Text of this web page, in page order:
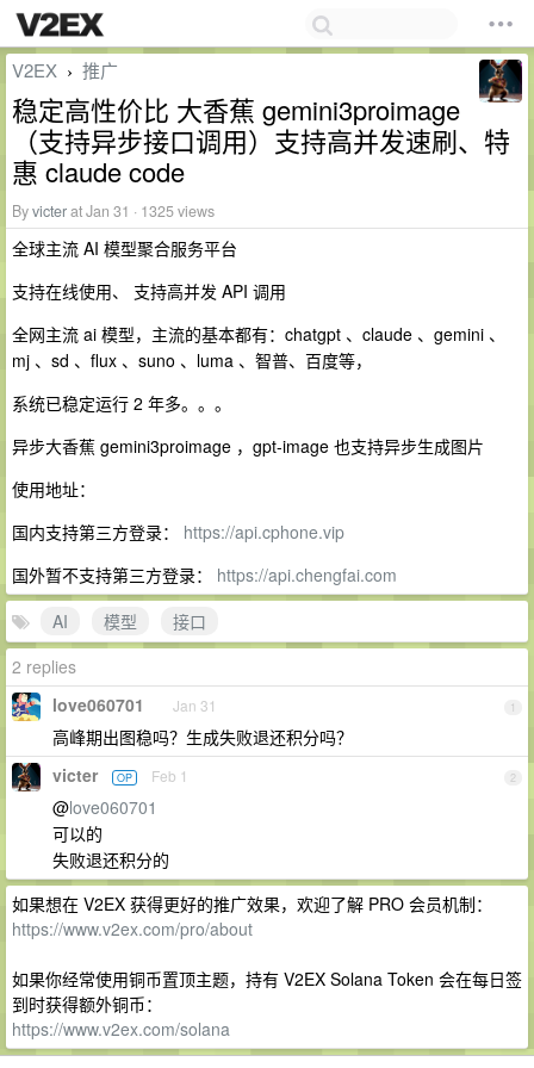
V2EX › 推广
稳定高性价比 大香蕉 gemini3proimage
（支持异步接口调用）支持高并发速刷、特
惠 claude code
Byvicterat Jan 31 · 1325 views
全球主流 AI 模型聚合服务平台
支持在线使用、 支持高并发 API 调用
全网主流 ai 模型，主流的基本都有：chatgpt 、claude 、gemini 、
mj 、sd 、flux 、suno 、luma 、智普、百度等，
系统已稳定运行 2 年多。。。
异步大香蕉 gemini3proimage ，gpt-image 也支持异步生成图片
使用地址：
国内支持第三方登录： https://api.cphone.vip
国外暂不支持第三方登录： https://api.chengfai.com
AI
模型
接口
2 replies
1
love060701 Jan 31
高峰期出图稳吗？生成失败退还积分吗？
2
victer OP Feb 1
@love060701
可以的
失败退还积分的
如果想在 V2EX 获得更好的推广效果，欢迎了解 PRO 会员机制：
https://www.v2ex.com/pro/about
如果你经常使用铜币置顶主题，持有 V2EX Solana Token 会在每日签
到时获得额外铜币：
https://www.v2ex.com/solana